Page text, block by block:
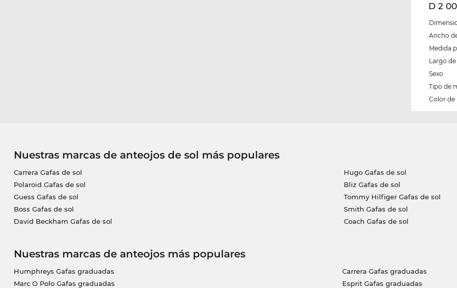
D 2
Ancho
Medida
Largo
Sexo
Tipo de
Color de
Nuestras marcas de anteojos de sol más populares
Carrera Gafas de sol
Polaroid Gafas de sol
Guess Gafas de sol
Boss Gafas de sol
David Beckham Gafas de sol
Hugo Gafas de sol
Bliz Gafas de sol
Tommy Hilfiger Gafas de sol
Smith Gafas de sol
Coach Gafas de sol
Nuestras marcas de anteojos más populares
Humphreys Gafas graduadas
Marc O Polo Gafas graduadas
Carrera Gafas graduadas
Esprit Gafas graduadas